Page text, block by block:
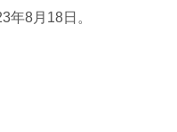
年8月18日。